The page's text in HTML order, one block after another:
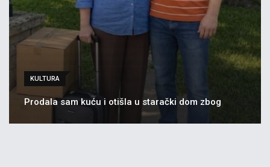
KULTURA
Prodala sam kuću i otišla u starački dom zbog